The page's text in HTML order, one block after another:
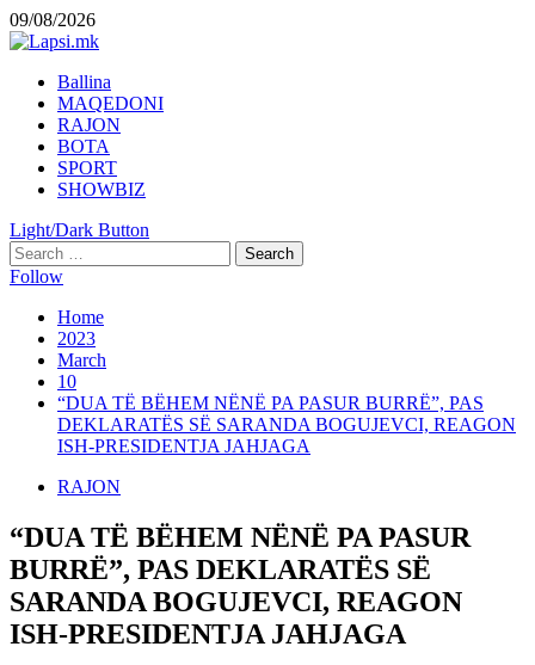
Skip
to
09/08/2026
Primary
Menu
Ballina
MAQEDONI
RAJON
BOTA
SPORT
SHOWBIZ
Light/Dark Button
Search
for:
Follow
Home
2023
March
10
“DUA TË BËHEM NËNË PA PASUR BURRË”, PAS
DEKLARATËS SË SARANDA BOGUJEVCI, REAGON
ISH-PRESIDENTJA JAHJAGA
RAJON
“DUA TË BËHEM NËNË PA PASUR
BURRË”, PAS DEKLARATËS SË
SARANDA BOGUJEVCI, REAGON
ISH-PRESIDENTJA JAHJAGA